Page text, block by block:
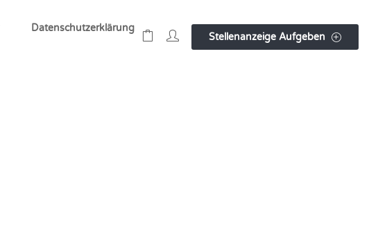
Datenschutzerklärung
Stellenanzeige Aufgeben